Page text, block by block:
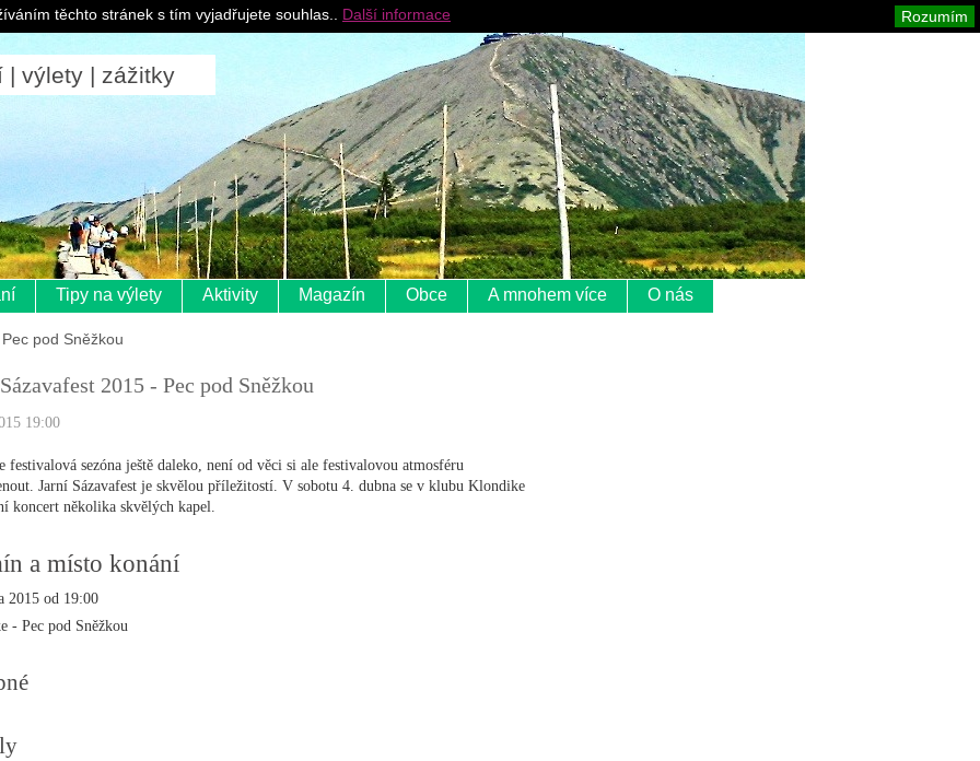
| výlety | zážitky
Pro ubytovatele
Tipy na výlety Aktivity Magazín Obce A mnohem více O nás
pod Sněžkou
2015 - Pec pod Sněžkou
19:00
festivalová sezóna ještě daleko, není od věci si ale festivalovou atmosféru
Jarní Sázavafest je skvělou příležitostí. V sobotu 4. dubna se v klubu Klondike
koncert několika skvělých kapel.
a místo konání
2015 od 19:00
- Pec pod Sněžkou
těchto stránek s tím vyjadřujete souhlas.. Rozumím
Další informace